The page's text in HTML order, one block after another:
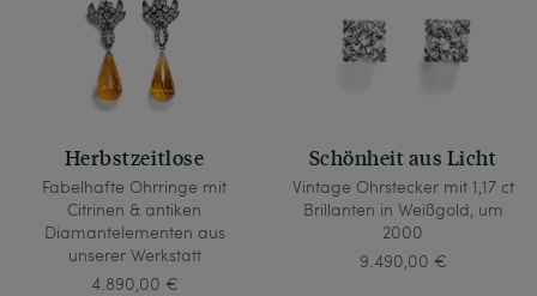
Herbstzeitlose
Fabelhafte Ohrringe mit
Citrinen & antiken
Diamantelementen aus
unserer Werkstatt
4.890,00 €
Schönheit aus Licht
Vintage Ohrstecker mit 1,17 ct
Brillanten in Weißgold, um
2000
9.490,00 €